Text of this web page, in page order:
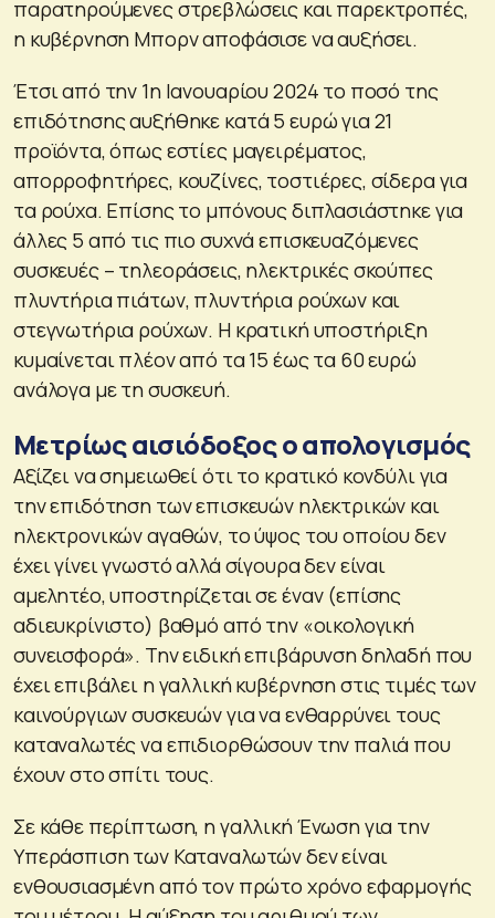
παρατηρούμενες στρεβλώσεις και παρεκτροπές,
η κυβέρνηση Μπορν αποφάσισε να αυξήσει.
Έτσι από την 1η Ιανουαρίου 2024 το ποσό της
επιδότησης αυξήθηκε κατά 5 ευρώ για 21
προϊόντα, όπως εστίες μαγειρέματος,
απορροφητήρες, κουζίνες, τοστιέρες, σίδερα για
τα ρούχα. Επίσης το μπόνους διπλασιάστηκε για
άλλες 5 από τις πιο συχνά επισκευαζόμενες
συσκευές – τηλεοράσεις, ηλεκτρικές σκούπες
πλυντήρια πιάτων, πλυντήρια ρούχων και
στεγνωτήρια ρούχων. Η κρατική υποστήριξη
κυμαίνεται πλέον από τα 15 έως τα 60 ευρώ
ανάλογα με τη συσκευή.
Μετρίως αισιόδοξος ο απολογισμός
Αξίζει να σημειωθεί ότι το κρατικό κονδύλι για
την επιδότηση των επισκευών ηλεκτρικών και
ηλεκτρονικών αγαθών, το ύψος του οποίου δεν
έχει γίνει γνωστό αλλά σίγουρα δεν είναι
αμελητέο, υποστηρίζεται σε έναν (επίσης
αδιευκρίνιστο) βαθμό από την «οικολογική
συνεισφορά». Την ειδική επιβάρυνση δηλαδή που
έχει επιβάλει η γαλλική κυβέρνηση στις τιμές των
καινούργιων συσκευών για να ενθαρρύνει τους
καταναλωτές να επιδιορθώσουν την παλιά που
έχουν στο σπίτι τους.
Σε κάθε περίπτωση, η γαλλική Ένωση για την
Υπεράσπιση των Καταναλωτών δεν είναι
ενθουσιασμένη από τον πρώτο χρόνο εφαρμογής